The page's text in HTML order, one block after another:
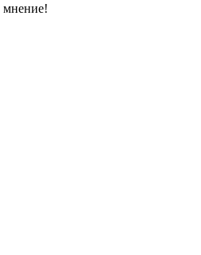
мнение!